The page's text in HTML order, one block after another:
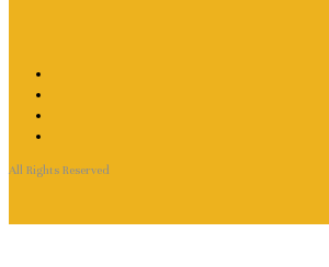
All Rights Reserved